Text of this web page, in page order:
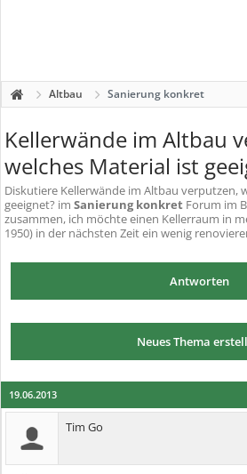
Altbau Sanierung konkret
Kellerwände im Altbau
welches Material ist
Diskutiere Kellerwände im Altbau verputzen,
geeignet? im Sanierung konkret Forum im
zusammen, ich möchte einen Kellerraum in
1950) in der nächsten Zeit ein wenig
Antworten
Neues Thema
19.06.2013
Tim Go